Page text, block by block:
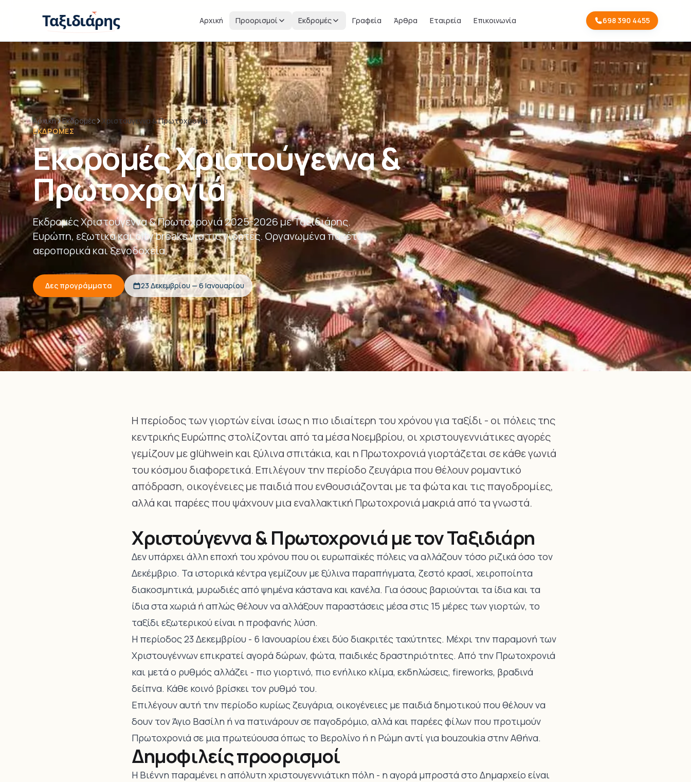
Ταξιδιάρης Αρχική Προορισμοί Εκδρομές Γραφεία Άρθρα Εταιρεία Επικοινωνία 698 390 4455
Αρχική Εκδρομές
Χριστούγεννα & Πρωτοχρονιά
ΕΚΔΡΟΜΈΣ
Εκδρομές Χριστούγεννα &
Πρωτοχρονιά
Εκδρομές Χριστούγεννα & Πρωτοχρονιά 2025-2026 με Ταξιδιάρης.
Ευρώπη, εξωτικά και city breaks για τις γιορτές. Οργανωμένα πακέτα,
αεροπορικά και ξενοδοχεία.
Δες προγράμματα 23 Δεκεμβρίου — 6 Ιανουαρίου
Η περίοδος των γιορτών είναι ίσως η πιο ιδιαίτερη του χρόνου για ταξίδι - οι πόλεις της
κεντρικής Ευρώπης στολίζονται από τα μέσα Νοεμβρίου, οι χριστουγεννιάτικες αγορές
γεμίζουν με glühwein και ξύλινα σπιτάκια, και η Πρωτοχρονιά γιορτάζεται σε κάθε γωνιά
του κόσμου διαφορετικά. Επιλέγουν την περίοδο ζευγάρια που θέλουν ρομαντικό
απόδραση, οικογένειες με παιδιά που ενθουσιάζονται με τα φώτα και τις παγοδρομίες,
αλλά και παρέες που ψάχνουν μια εναλλακτική Πρωτοχρονιά μακριά από τα γνωστά.
Χριστούγεννα & Πρωτοχρονιά με τον Ταξιδιάρη
Δεν υπάρχει άλλη εποχή του χρόνου που οι ευρωπαϊκές πόλεις να αλλάζουν τόσο ριζικά όσο τον
Δεκέμβριο. Τα ιστορικά κέντρα γεμίζουν με ξύλινα παραπήγματα, ζεστό κρασί, χειροποίητα
διακοσμητικά, μυρωδιές από ψημένα κάστανα και κανέλα. Για όσους βαριούνται τα ίδια και τα
ίδια στα χωριά ή απλώς θέλουν να αλλάξουν παραστάσεις μέσα στις 15 μέρες των γιορτών, το
ταξίδι εξωτερικού είναι η προφανής λύση.
Η περίοδος 23 Δεκεμβρίου - 6 Ιανουαρίου έχει δύο διακριτές ταχύτητες. Μέχρι την παραμονή των
Χριστουγέννων επικρατεί αγορά δώρων, φώτα, παιδικές δραστηριότητες. Από την Πρωτοχρονιά
και μετά ο ρυθμός αλλάζει - πιο γιορτινό, πιο ενήλικο κλίμα, εκδηλώσεις, fireworks, βραδινά
δείπνα. Κάθε κοινό βρίσκει τον ρυθμό του.
Επιλέγουν αυτή την περίοδο κυρίως ζευγάρια, οικογένειες με παιδιά δημοτικού που θέλουν να
δουν τον Άγιο Βασίλη ή να πατινάρουν σε παγοδρόμιο, αλλά και παρέες φίλων που προτιμούν
Πρωτοχρονιά σε μια πρωτεύουσα όπως το Βερολίνο ή η Ρώμη αντί για bouzoukia στην Αθήνα.
Δημοφιλείς προορισμοί
Η Βιέννη παραμένει η απόλυτη χριστουγεννιάτικη πόλη - η αγορά μπροστά στο Δημαρχείο είναι